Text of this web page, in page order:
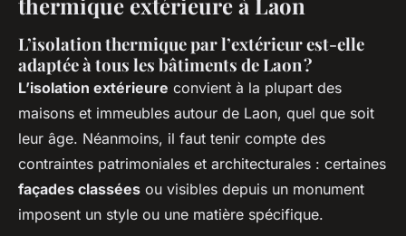
L’isolation thermique par l’extérieur est-elle
adaptée à tous les bâtiments de Laon ?
L’isolation extérieure convient à la plupart des
maisons et immeubles autour de Laon, quel que soit
leur âge. Néanmoins, il faut tenir compte des
contraintes patrimoniales et architecturales : certaines
façades classées ou visibles depuis un monument
imposent un style ou une matière spécifique.